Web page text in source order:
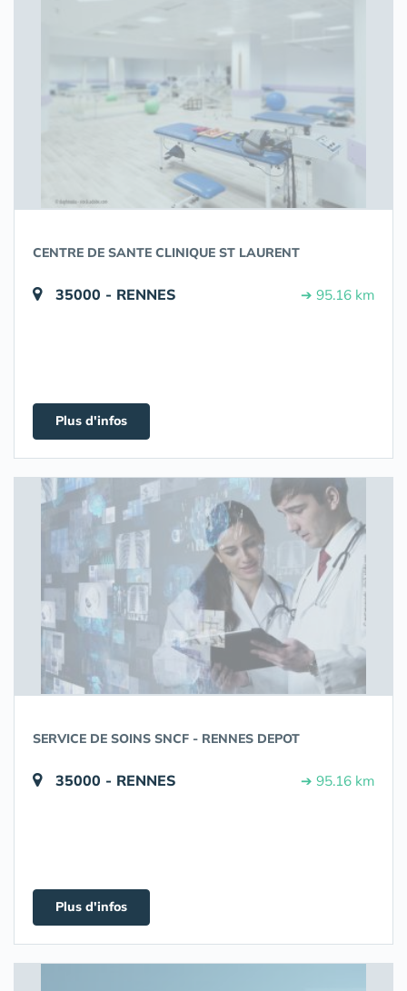
CENTRE DE SANTE CLINIQUE ST LAURENT
35000 - RENNES ➔ 95.16 km
Plus d'infos
SERVICE DE SOINS SNCF - RENNES DEPOT
35000 - RENNES ➔ 95.16 km
Plus d'infos